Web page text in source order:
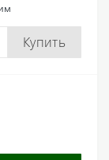
Купить